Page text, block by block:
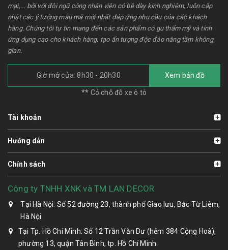
mại,... bởi với đội ngũ công nhân viên có bề dày kinh nghiệm, luôn cập
nhật các ý tưởng mẫu mã mới nhất đáp ứng nhu cầu của các khách
hàng. Chúng tôi tự tin mang đến các sản phẩm có gu thẩm mỹ và tính
ứng dụng cao cho khách hàng, tạo ấn tượng độc đáo nâng tầm không
gian.
Giờ mở cửa: 8h30 - 20h30 Xem bản đồ
** Có chỗ đỗ xe ô tô
Tài khoản
Hướng dẫn
Chính sách
Công ty TNHH XNK và TM LAN DECOR
Tại Hà Nội: Số 52 đường 23, thành phố Giao lưu, Bắc Từ Liêm,
Hà Nội
Tại Tp. Hồ Chí Minh: Số 12 Trần Văn Dư (hẻm 384 Cộng Hoà),
phường 13, quận Tân Bình, tp. Hồ Chí Minh